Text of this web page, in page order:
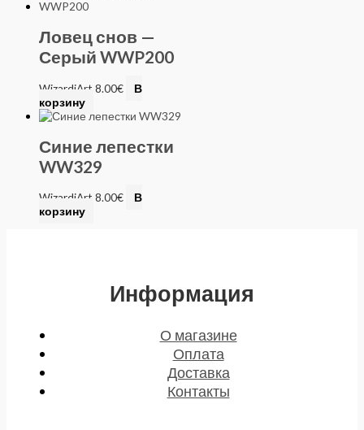
Ловец снов —
Серый WWP200
WizardiArt 8.00€
В
корзину
Синие лепестки
WW329
WizardiArt 8.00€
В
корзину
Информация
О магазине
Оплата
Доставка
Контакты